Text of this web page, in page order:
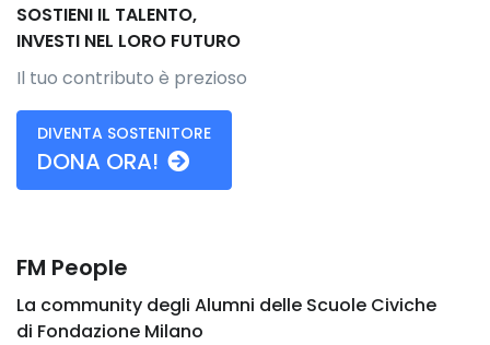
SOSTIENI IL TALENTO,
INVESTI NEL LORO FUTURO
Il tuo contributo è prezioso
DIVENTA SOSTENITORE
DONA ORA!
FM People
La community degli Alumni delle Scuole Civiche
di Fondazione Milano